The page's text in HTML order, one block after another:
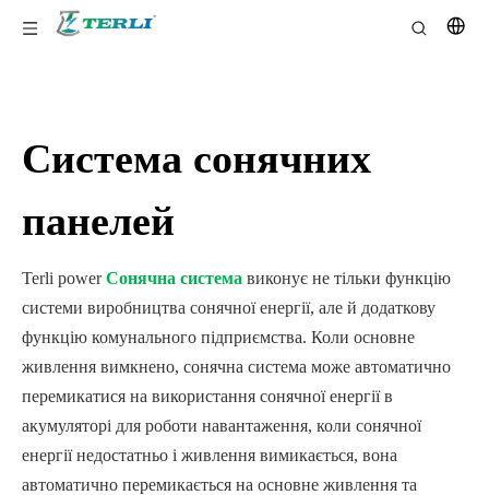
Система сонячних
панелей
Terli powerСонячна система виконує не тільки функцію
системи виробництва сонячної енергії, але й додаткову
функцію комунального підприємства. Коли основне
живлення вимкнено, сонячна система може автоматично
перемикатися на використання сонячної енергії в
акумуляторі для роботи навантаження, коли сонячної
енергії недостатньо і живлення вимикається, вона
автоматично перемикається на основне живлення та